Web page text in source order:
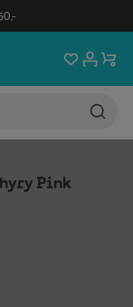
Pink